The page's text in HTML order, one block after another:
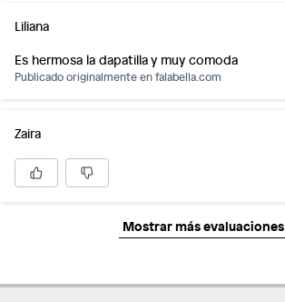
Liliana
Es hermosa la dapatilla y muy comoda
Publicado originalmente enfalabella.com
Zaira
Mostrar más evaluaciones